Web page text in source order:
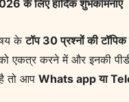
के लिए हार्दिक शुभकामनाएं
केटॉप 30 प्रश्नों की टॉपिक
एकत्र करने में और इनकी
तो आप Whats app या